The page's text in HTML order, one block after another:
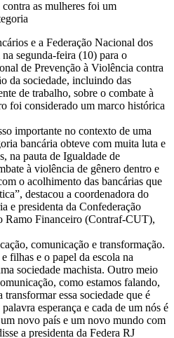
as mulheres foi um
e a Federação Nacional dos
segunda-feira (10) para o
de Prevenção à Violência contra
da sociedade, incluindo das
de trabalho, sobre o combate à
foi considerado um marco histórica
importante no contexto de uma
bancária obteve com muita luta e
na pauta de Igualdade de
à violência de gênero dentro e
o acolhimento das bancárias que
destacou a coordenadora do
e presidenta da Confederação
Ramo Financeiro (Contraf-CUT),
comunicação e transformação.
filhas e o papel da escola na
sociedade machista. Outro meio
como estamos falando,
transformar essa sociedade que é
esperança e cada de um nós é
novo país e um novo mundo com
a presidenta da Federa RJ